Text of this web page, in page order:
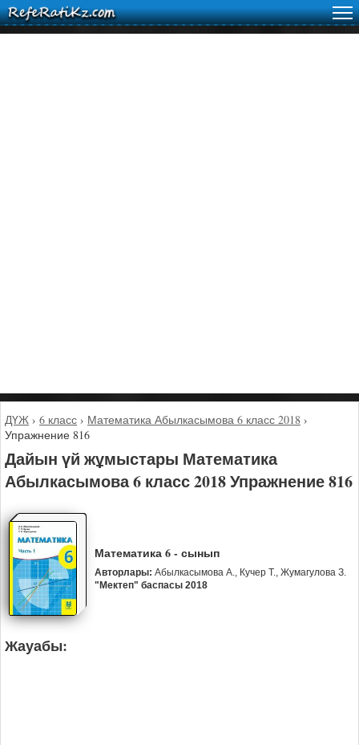
ДҮЖ › 6 класс › Математика Абылкасымова 6 класс 2018 ›
Упражнение 816
Дайын үй жұмыстары Математика
Абылкасымова 6 класс 2018 Упражнение 816
Математика 6 - сынып
Авторлары: Абылкасымова А., Кучер Т., Жумагулова З.
"Мектеп" баспасы 2018
Жауабы: